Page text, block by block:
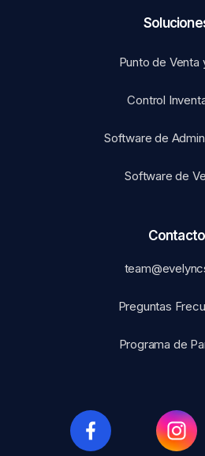
Punto de Venta
Control
Software de
Software de
Contacto
Preguntas
Programa de